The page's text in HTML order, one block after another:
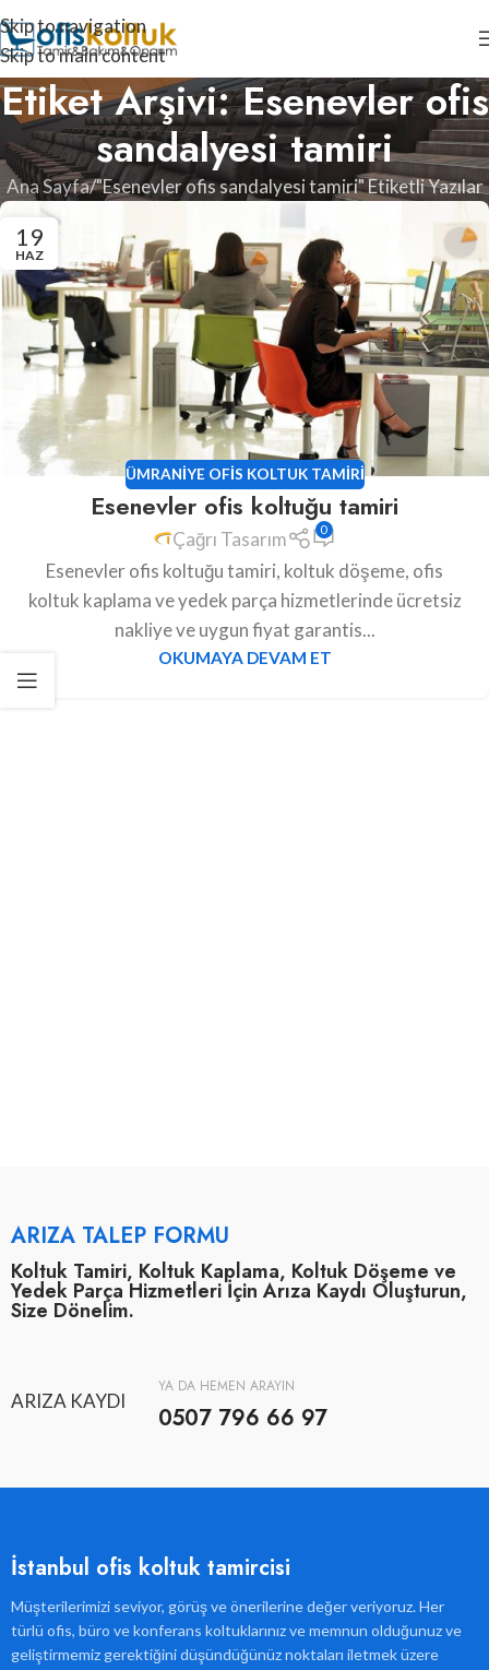
Skip to navigation
Skip to main content
Etiket Arşivi: Esenevler ofis
sandalyesi tamiri
Ana Sayfa "Esenevler ofis sandalyesi tamiri" Etiketli Yazılar
19
HAZ
ÜMRANIYE OFIS KOLTUK TAMIRI
Esenevler ofis koltuğu tamiri
Çağrı Tasarım 0
Esenevler ofis koltuğu tamiri, koltuk döşeme, ofis
koltuk kaplama ve yedek parça hizmetlerinde ücretsiz
nakliye ve uygun fiyat garantis...
OKUMAYA DEVAM ET
ARIZA TALEP FORMU
Koltuk Tamiri, Koltuk Kaplama, Koltuk Döşeme ve
Yedek Parça Hizmetleri İçin Arıza Kaydı Oluşturun,
Size Dönelim.
ARIZA KAYDI
YA DA HEMEN ARAYIN
0507 796 66 97
İstanbul ofis koltuk tamircisi
Müşterilerimizi seviyor, görüş ve önerilerine değer veriyoruz. Her
türlü ofis, büro ve konferans koltuklarınız ve memnun olduğunuz ve
geliştirmemiz gerektiğini düşündüğünüz noktaları iletmek üzere